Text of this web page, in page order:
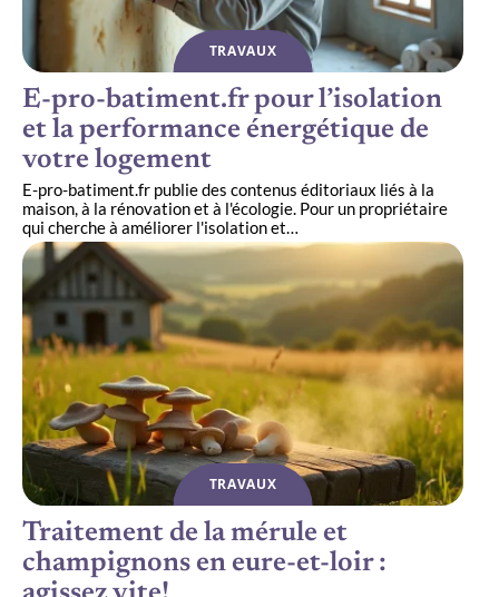
TRAVAUX
E-pro-batiment.fr pour l’isolation
et la performance énergétique de
votre logement
E-pro-batiment.fr publie des contenus éditoriaux liés à la
maison, à la rénovation et à l'écologie. Pour un propriétaire
qui cherche à améliorer l'isolation et
TRAVAUX
Traitement de la mérule et
champignons en eure-et-loir :